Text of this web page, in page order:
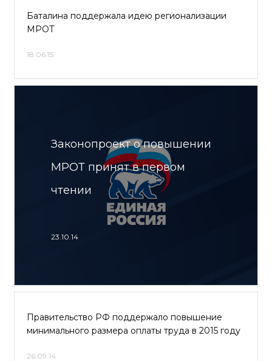
Баталина поддержала идею регионализации
МРОТ
18.06.15
Законопроект о повышении
МРОТ принят в первом
чтении
23.10.14
Правительство РФ поддержало повышение
минимального размера оплаты труда в 2015 году
26.09.14